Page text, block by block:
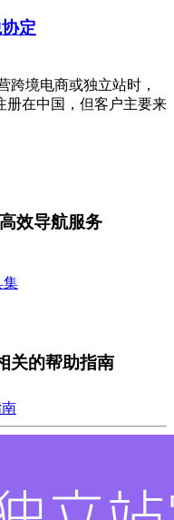
定
跨境电商或独立站时，
册在中国，但客户主要来
效导航服务
集
关的帮助指南